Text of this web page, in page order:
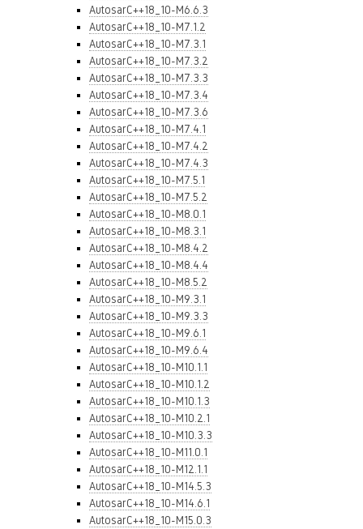
AutosarC++18_10-M6.6.3
AutosarC++18_10-M7.1.2
AutosarC++18_10-M7.3.1
AutosarC++18_10-M7.3.2
AutosarC++18_10-M7.3.3
AutosarC++18_10-M7.3.4
AutosarC++18_10-M7.3.6
AutosarC++18_10-M7.4.1
AutosarC++18_10-M7.4.2
AutosarC++18_10-M7.4.3
AutosarC++18_10-M7.5.1
AutosarC++18_10-M7.5.2
AutosarC++18_10-M8.0.1
AutosarC++18_10-M8.3.1
AutosarC++18_10-M8.4.2
AutosarC++18_10-M8.4.4
AutosarC++18_10-M8.5.2
AutosarC++18_10-M9.3.1
AutosarC++18_10-M9.3.3
AutosarC++18_10-M9.6.1
AutosarC++18_10-M9.6.4
AutosarC++18_10-M10.1.1
AutosarC++18_10-M10.1.2
AutosarC++18_10-M10.1.3
AutosarC++18_10-M10.2.1
AutosarC++18_10-M10.3.3
AutosarC++18_10-M11.0.1
AutosarC++18_10-M12.1.1
AutosarC++18_10-M14.5.3
AutosarC++18_10-M14.6.1
AutosarC++18_10-M15.0.3